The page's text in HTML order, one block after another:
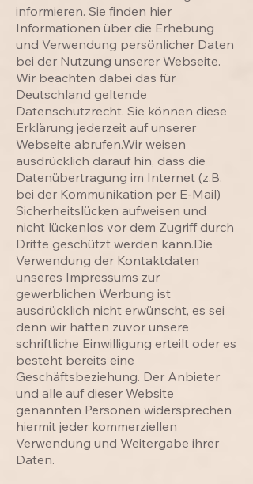
informieren. Sie finden hier
Informationen über die Erhebung
und Verwendung persönlicher Daten
bei der Nutzung unserer Webseite.
Wir beachten dabei das für
Deutschland geltende
Datenschutzrecht. Sie können diese
Erklärung jederzeit auf unserer
Webseite abrufen.Wir weisen
ausdrücklich darauf hin, dass die
Datenübertragung im Internet (z.B.
bei der Kommunikation per E-Mail)
Sicherheitslücken aufweisen und
nicht lückenlos vor dem Zugriff durch
Dritte geschützt werden kann.Die
Verwendung der Kontaktdaten
unseres Impressums zur
gewerblichen Werbung ist
ausdrücklich nicht erwünscht, es sei
denn wir hatten zuvor unsere
schriftliche Einwilligung erteilt oder es
besteht bereits eine
Geschäftsbeziehung. Der Anbieter
und alle auf dieser Website
genannten Personen widersprechen
hiermit jeder kommerziellen
Verwendung und Weitergabe ihrer
Daten.